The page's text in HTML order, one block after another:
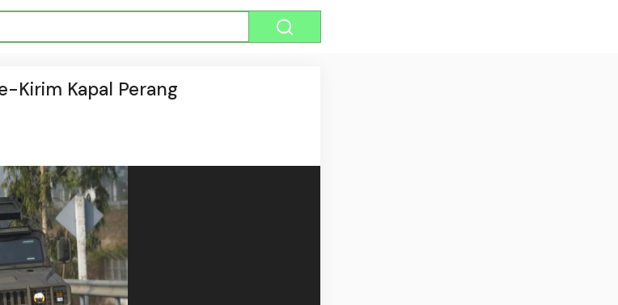
Kirim Kapal Perang